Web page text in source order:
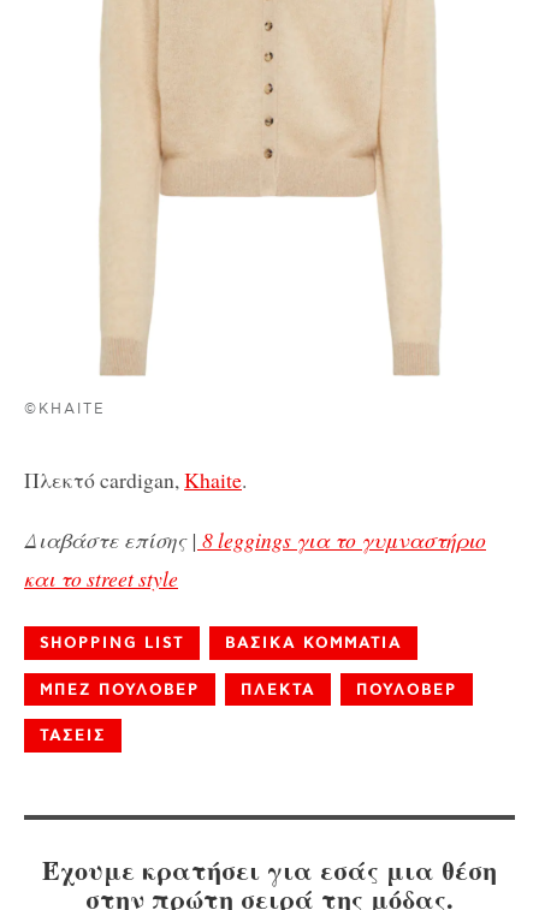
©KHAITE
Πλεκτό cardigan,Khaite.
Διαβάστε επίσης | 8 leggings για το γυμναστήριο
και το street style
SHOPPING LIST ΒΑΣΙΚΑ ΚΟΜΜΑΤΙΑ
ΜΠΕΖ ΠΟΥΛΟΒΕΡ ΠΛΕΚΤΑ ΠΟΥΛΟΒΕΡ
ΤΑΣΕΙΣ
Έχουμε κρατήσει για εσάς μια θέση
στην πρώτη σειρά της μόδας.